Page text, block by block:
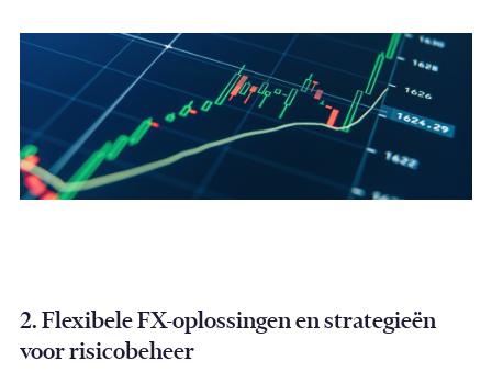
2. Flexibele FX-oplossingen en strategieën
voor risicobeheer